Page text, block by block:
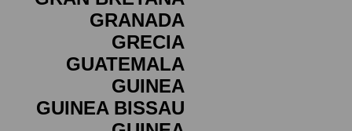
GRANADA
GRECIA
GUATEMALA
GUINEA
GUINEA BISSAU